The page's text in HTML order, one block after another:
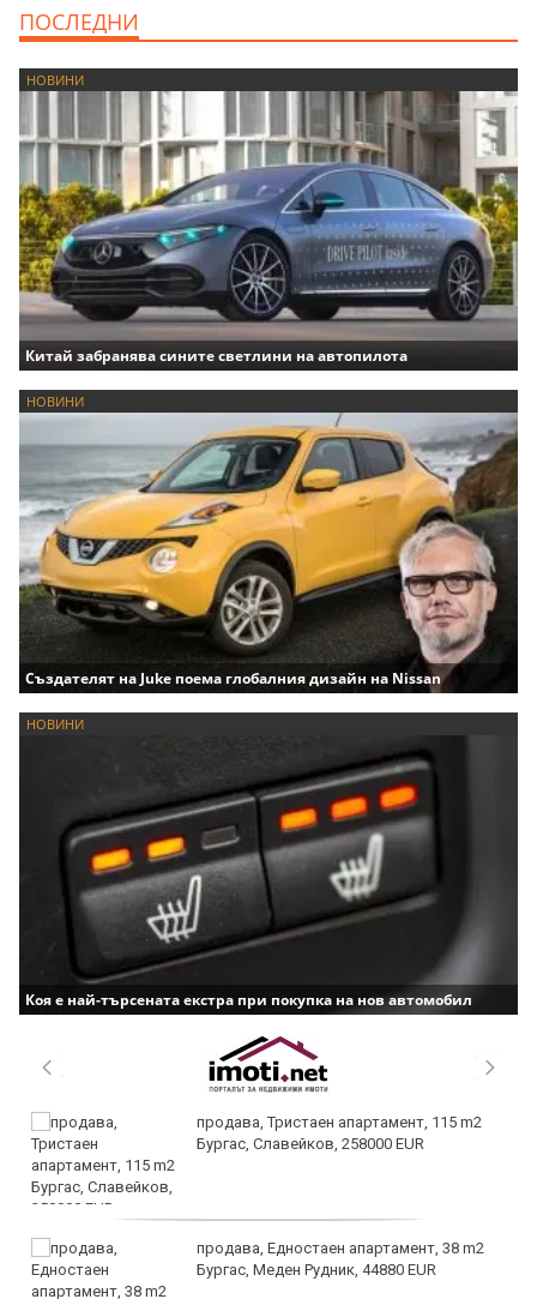
ПОСЛЕДНИ
НОВИНИ
Китай забранява сините светлини на автопилота
НОВИНИ
Създателят на Juke поема глобалния дизайн на Nissan
НОВИНИ
Коя е най-търсената екстра при покупка на нов автомобил
продава, Тристаен апартамент, 115 m2
Бургас, Славейков, 258000 EUR
продава, Едностаен апартамент, 38 m2
Бургас, Меден Рудник, 44880 EUR